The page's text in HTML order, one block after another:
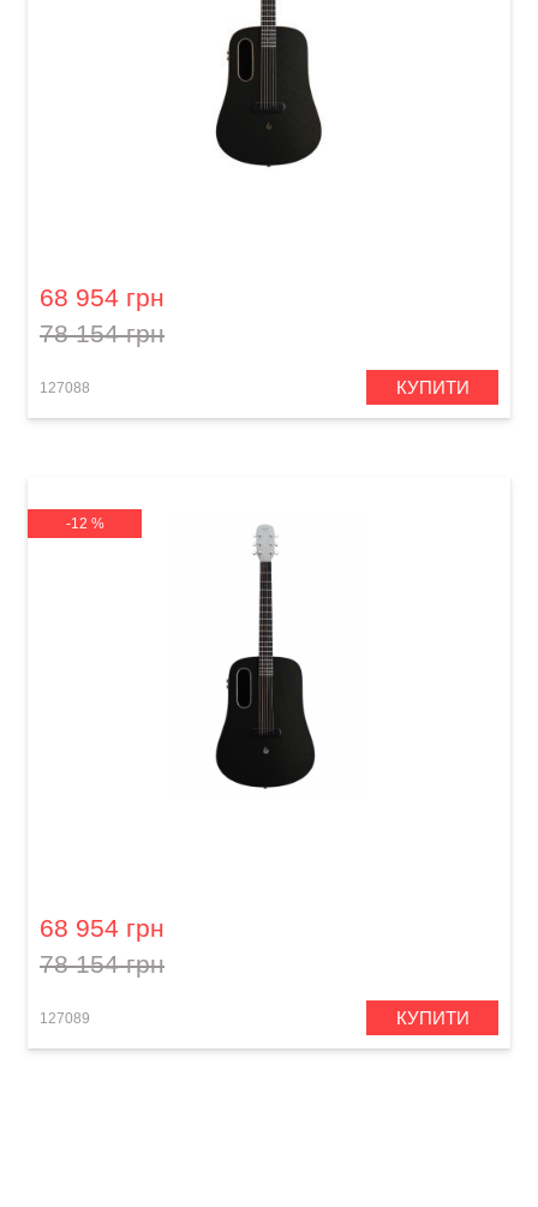
68 954 грн
78 154 грн
127088 КУПИТИ
-12 %
68 954 грн
78 154 грн
127089 КУПИТИ